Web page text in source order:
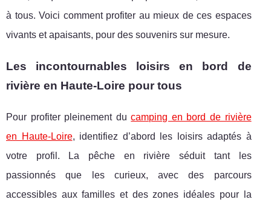
à tous. Voici comment profiter au mieux de ces espaces
vivants et apaisants, pour des souvenirs sur mesure.
Les incontournables loisirs en bord de
rivière en Haute-Loire pour tous
Pour profiter pleinement ducamping en bord de rivière
en Haute-Loire, identifiez d’abord les loisirs adaptés à
votre profil. La pêche en rivière séduit tant les
passionnés que les curieux, avec des parcours
accessibles aux familles et des zones idéales pour la